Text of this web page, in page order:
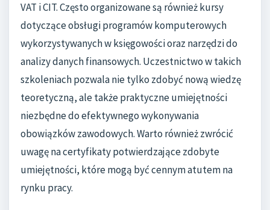
VAT i CIT. Często organizowane są również kursy
dotyczące obsługi programów komputerowych
wykorzystywanych w księgowości oraz narzędzi do
analizy danych finansowych. Uczestnictwo w takich
szkoleniach pozwala nie tylko zdobyć nową wiedzę
teoretyczną, ale także praktyczne umiejętności
niezbędne do efektywnego wykonywania
obowiązków zawodowych. Warto również zwrócić
uwagę na certyfikaty potwierdzające zdobyte
umiejętności, które mogą być cennym atutem na
rynku pracy.